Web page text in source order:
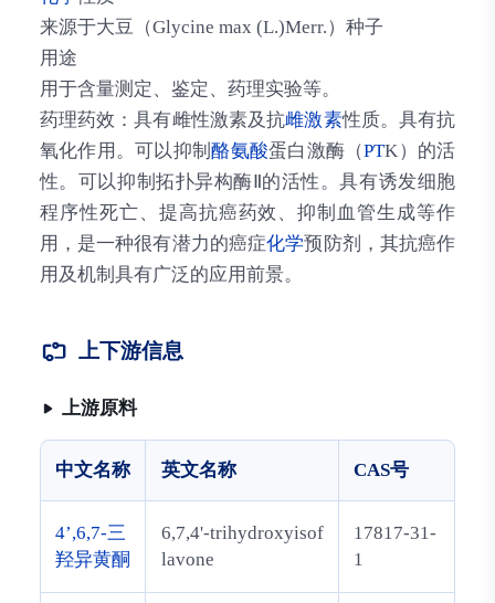
来源于大豆（Glycine max (L.)Merr.）种子
用途
用于含量测定、鉴定、药理实验等。
药理药效：具有雌性激素及抗雌激素性质。具有抗
氧化作用。可以抑制酪氨酸蛋白激酶（PTK）的活
性。可以抑制拓扑异构酶Ⅱ的活性。具有诱发细胞
程序性死亡、提高抗癌药效、抑制血管生成等作
用，是一种很有潜力的癌症化学预防剂，其抗癌作
用及机制具有广泛的应用前景。
上下游信息
上游原料
中文名称 英文名称 CAS号
4’,6,7-三
羟异黄酮
6,7,4'-trihydroxyisof
lavone
17817-31-
1